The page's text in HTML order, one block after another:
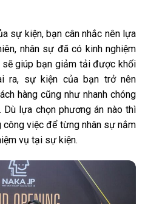
sự kiện, bạn cân nhắc nên lựa
nhân sự đã có kinh nghiệm
giúp bạn giảm tải được khối
ra, sự kiện của bạn trở nên
hàng cũng như nhanh chóng
lựa chọn phương án nào thì
công việc để từng nhân sự nắm
vụ tại sự kiện.